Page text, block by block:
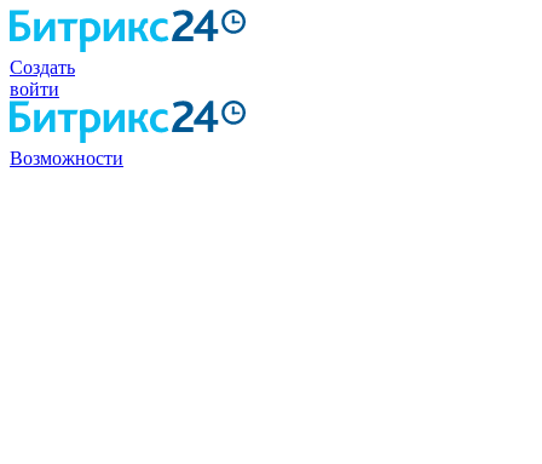
Создать
войти
Возможности